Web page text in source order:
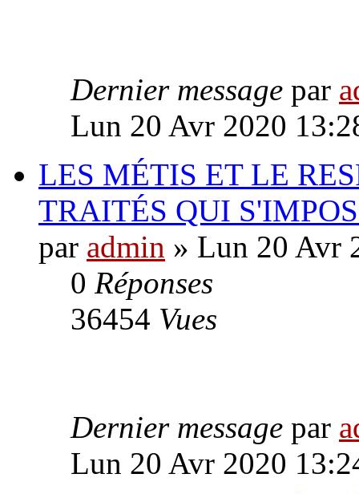
Dernier message par
Lun 20 Avr 2020
LES MÉTIS ET LE
TRAITÉS QUI
par admin » Lun 20 Avr
0 Réponses
36454 Vues
Dernier message par
Lun 20 Avr 2020